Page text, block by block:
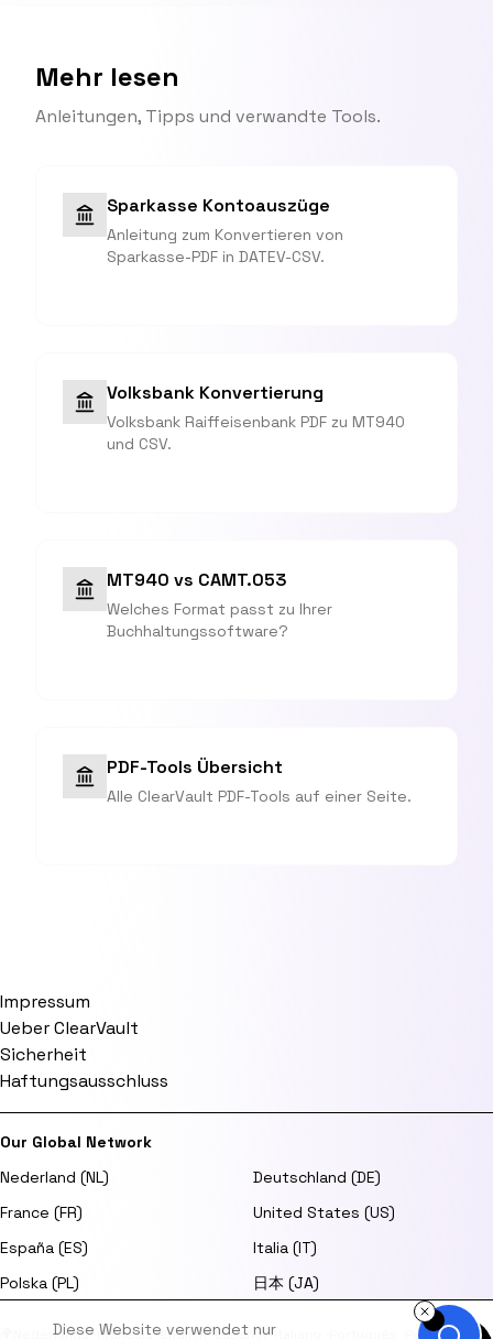
Mehr lesen
Anleitungen, Tipps und verwandte Tools.
Sparkasse Kontoauszüge
Anleitung zum Konvertieren von
Sparkasse-PDF in DATEV-CSV.
Volksbank Konvertierung
Volksbank Raiffeisenbank PDF zu MT940
und CSV.
MT940 vs CAMT.053
Welches Format passt zu Ihrer
Buchhaltungssoftware?
PDF-Tools Übersicht
Alle ClearVault PDF-Tools auf einer Seite.
Impressum
Ueber ClearVault
Sicherheit
Haftungsausschluss
Our Global Network
Nederland (NL)
Deutschland (DE)
France (FR)
United States (US)
España (ES)
Italia (IT)
Polska (PL)
日本 (JA)
Nederlands Français · English ·Español · Polski
Diese Website verwendet nur